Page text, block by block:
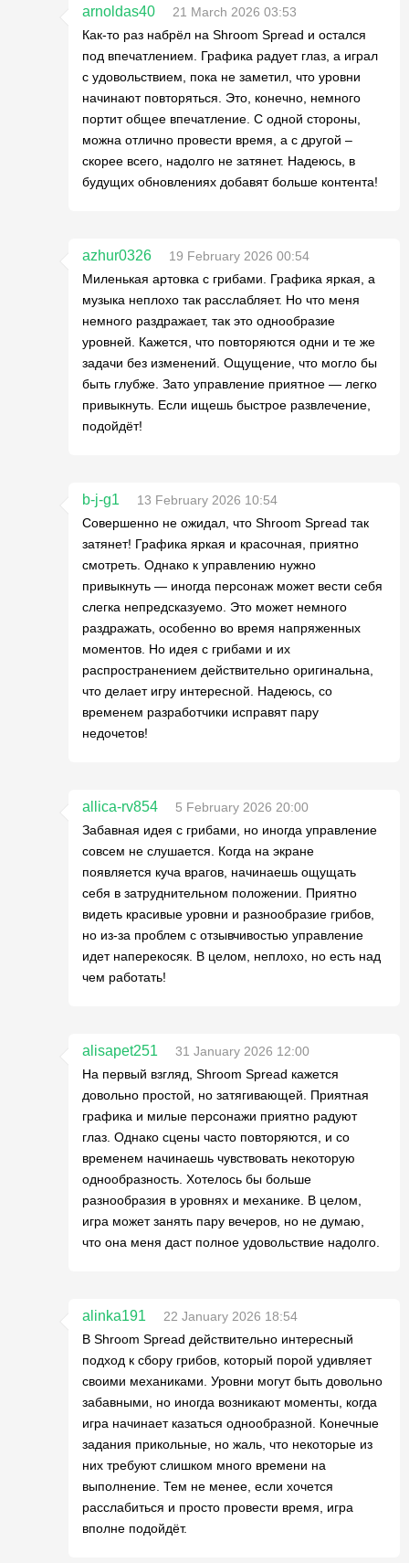
arnoldas40
21 March 2026 03:53
Как-то раз набрёл на Shroom Spread и остался
под впечатлением. Графика радует глаз, а играл
с удовольствием, пока не заметил, что уровни
начинают повторяться. Это, конечно, немного
портит общее впечатление. С одной стороны,
можна отлично провести время, а с другой –
скорее всего, надолго не затянет. Надеюсь, в
будущих обновлениях добавят больше контента!
azhur0326
19 February 2026 00:54
Миленькая артовка с грибами. Графика яркая, а
музыка неплохо так расслабляет. Но что меня
немного раздражает, так это однообразие
уровней. Кажется, что повторяются одни и те же
задачи без изменений. Ощущение, что могло бы
быть глубже. Зато управление приятное — легко
привыкнуть. Если ищешь быстрое развлечение,
подойдёт!
b-j-g1
13 February 2026 10:54
Совершенно не ожидал, что Shroom Spread так
затянет! Графика яркая и красочная, приятно
смотреть. Однако к управлению нужно
привыкнуть — иногда персонаж может вести себя
слегка непредсказуемо. Это может немного
раздражать, особенно во время напряженных
моментов. Но идея с грибами и их
распространением действительно оригинальна,
что делает игру интересной. Надеюсь, со
временем разработчики исправят пару
недочетов!
allica-rv854
5 February 2026 20:00
Забавная идея с грибами, но иногда управление
совсем не слушается. Когда на экране
появляется куча врагов, начинаешь ощущать
себя в затруднительном положении. Приятно
видеть красивые уровни и разнообразие грибов,
но из-за проблем с отзывчивостью управление
идет наперекосяк. В целом, неплохо, но есть над
чем работать!
alisapet251
31 January 2026 12:00
На первый взгляд, Shroom Spread кажется
довольно простой, но затягивающей. Приятная
графика и милые персонажи приятно радуют
глаз. Однако сцены часто повторяются, и со
временем начинаешь чувствовать некоторую
однообразность. Хотелось бы больше
разнообразия в уровнях и механике. В целом,
игра может занять пару вечеров, но не думаю,
что она меня даст полное удовольствие надолго.
alinka191
22 January 2026 18:54
В Shroom Spread действительно интересный
подход к сбору грибов, который порой удивляет
своими механиками. Уровни могут быть довольно
забавными, но иногда возникают моменты, когда
игра начинает казаться однообразной. Конечные
задания прикольные, но жаль, что некоторые из
них требуют слишком много времени на
выполнение. Тем не менее, если хочется
расслабиться и просто провести время, игра
вполне подойдёт.